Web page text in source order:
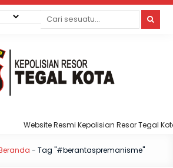
Website Resmi Kepolisian Resor Tegal Kota
- Tag "#berantaspremanisme"